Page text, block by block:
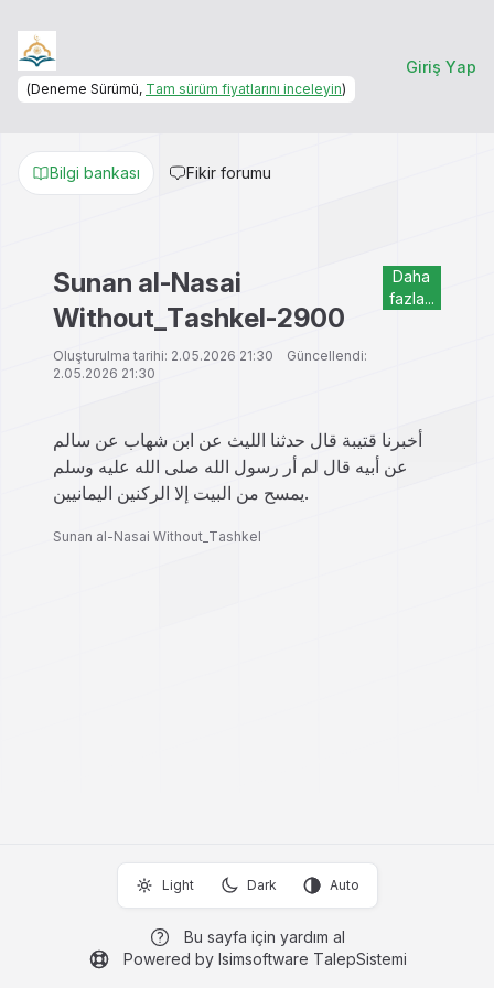
(Deneme Sürümü, Tam sürüm fiyatlarını inceleyin)
Giriş Yap
Bilgi bankası Fikir forumu
Sunan al-Nasai
Without_Tashkel-2900
Oluşturulma tarihi: 2.05.2026 21:30 Güncellendi:
2.05.2026 21:30
Daha
fazla...
أخبرنا قتيبة قال حدثنا الليث عن ابن شهاب عن سالم
عن أبيه قال لم أر رسول الله صلى الله عليه وسلم
يمسح من البيت إلا الركنين اليمانيين.
Sunan al-Nasai Without_Tashkel
Light Dark Auto
Bu sayfa için yardım al
Powered by Isimsoftware TalepSistemi